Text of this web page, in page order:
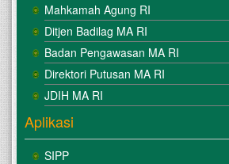
Mahkamah Agung RI
Ditjen Badilag MA RI
Badan Pengawasan MA RI
Direktori Putusan MA RI
JDIH MA RI
Aplikasi
SIPP